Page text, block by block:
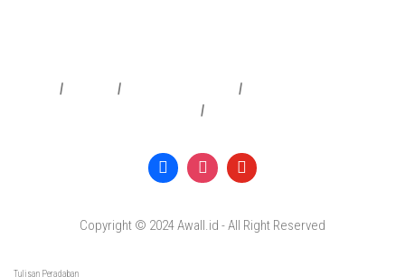
| | |
|
Copyright © 2024 Awall.id - All Right Reserved
Tulisan Peradaban